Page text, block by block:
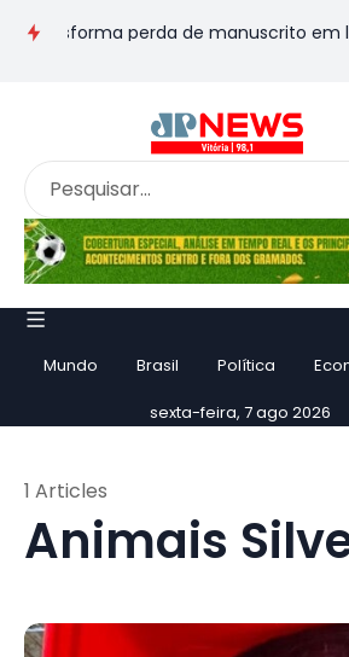
perda de manuscrito em
Mundo Brasil Política
sexta-feira, 7 ago 2026
Animais
1 Articles